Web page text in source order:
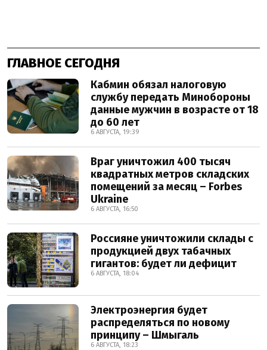
ГЛАВНОЕ СЕГОДНЯ
Кабмин обязал налоговую
службу передать Минобороны
данные мужчин в возрасте от 18
до 60 лет
6 АВГУСТА, 19:39
Враг уничтожил 400 тысяч
квадратных метров складских
помещений за месяц – Forbes
Ukraine
6 АВГУСТА, 16:50
Россияне уничтожили склады с
продукцией двух табачных
гигантов: будет ли дефицит
6 АВГУСТА, 18:04
Электроэнергия будет
распределяться по новому
принципу – Шмыгаль
6 АВГУСТА, 18:23